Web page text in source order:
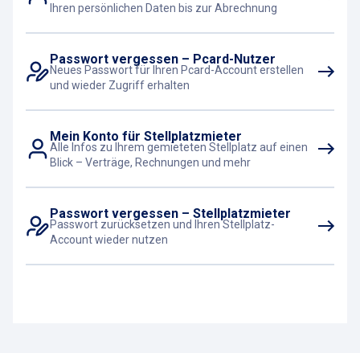
Ihren persönlichen Daten bis zur Abrechnung
Passwort vergessen – Pcard-Nutzer
Neues Passwort für Ihren Pcard-Account erstellen
und wieder Zugriff erhalten
Mein Konto für Stellplatzmieter
Alle Infos zu Ihrem gemieteten Stellplatz auf einen
Blick – Verträge, Rechnungen und mehr
Passwort vergessen – Stellplatzmieter
Passwort zurücksetzen und Ihren Stellplatz-
Account wieder nutzen